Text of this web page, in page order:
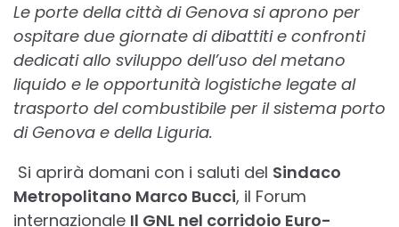
Le porte della città di Genova si aprono per
ospitare due giornate di dibattiti e confronti
dedicati allo sviluppo dell’uso del metano
liquido e le opportunità logistiche legate al
trasporto del combustibile per il sistema porto
di Genova e della Liguria.
Si aprirà domani con i saluti del Sindaco
Metropolitano Marco Bucci, il Forum
internazionale Il GNL nel corridoio Euro-